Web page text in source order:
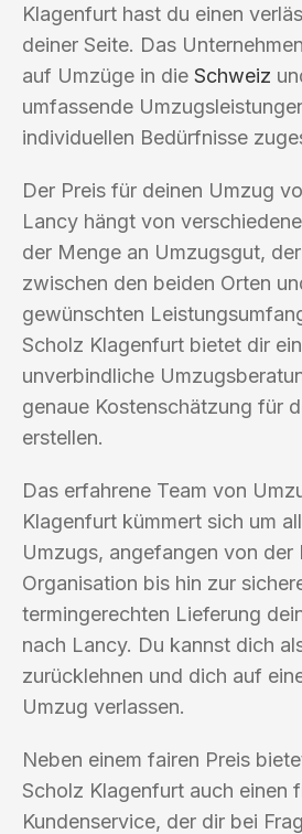
Klagenfurt hast du einen
deiner Seite. Das
auf Umzüge in die Schweiz
umfassende
individuellen Bedürfnisse
Der Preis für deinen Umzug
Lancy hängt von
der Menge an Umzugsgut,
zwischen den beiden Orten
gewünschten
Scholz Klagenfurt bietet dir
unverbindliche
genaue Kostenschätzung für
erstellen.
Das erfahrene Team von
Klagenfurt kümmert sich um
Umzugs, angefangen von der
Organisation bis hin zur
termingerechten Lieferung
nach Lancy. Du kannst dich
zurücklehnen und dich auf
Umzug verlassen.
Neben einem fairen Preis
Scholz Klagenfurt auch einen
Kundenservice, der dir bei